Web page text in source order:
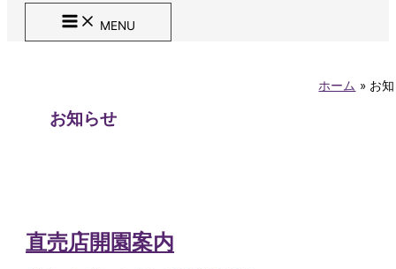
MENU
ホーム お
お知らせ
直売店開園案内